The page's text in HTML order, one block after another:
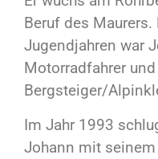
Beruf des
Jugendjahren war
Motorradfahrer und
Bergsteiger/
Im Jahr 1993
Johann mit